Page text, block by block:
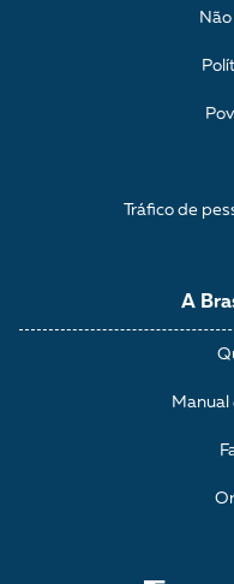
A
Manual
Tráfico de